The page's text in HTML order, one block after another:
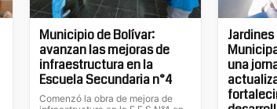
Municipio de Bolívar:
avanzan las mejoras de
infraestructura en la
Escuela Secundaria n°4
Comenzó la obra de mejora de
una